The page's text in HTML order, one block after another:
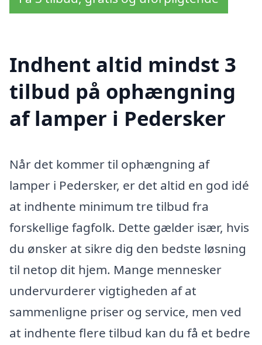
Indhent altid mindst 3
tilbud på ophængning
af lamper i Pedersker
Når det kommer til ophængning af
lamper i Pedersker, er det altid en god idé
at indhente minimum tre tilbud fra
forskellige fagfolk. Dette gælder især, hvis
du ønsker at sikre dig den bedste løsning
til netop dit hjem. Mange mennesker
undervurderer vigtigheden af at
sammenligne priser og service, men ved
at indhente flere tilbud kan du få et bedre